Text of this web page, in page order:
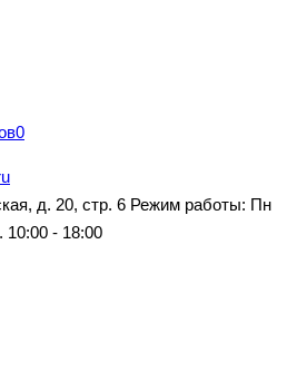
0
д. 20, стр. 6 Режим работы: Пн
10:00 - 18:00